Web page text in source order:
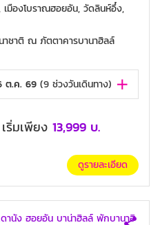
เมืองโบราณฮอยอัน, วัดลินห์อึ๋ง,
ชาติ ณ ภัตตาคารบานาฮิลล์
ต.ค. 69 (9 ช่วงวันเดินทาง)
เริ่มเพียง 13,999 บ.
ดูรายละเอียด